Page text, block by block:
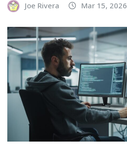
Joe Rivera Mar 15, 2026